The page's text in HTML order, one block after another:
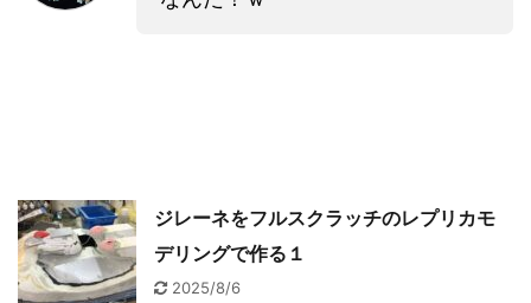
ジレーネをフルスクラッチのレプリカモ
デリングで作る１
2025/8/6